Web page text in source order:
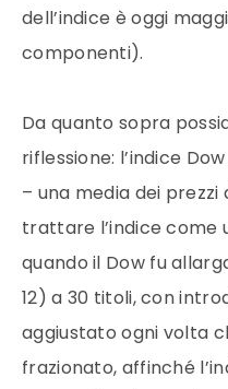
dell’indice è oggi
componenti).
Da quanto sopra
riflessione: l’indice
– una media dei prezzi
trattare l’indice come
quando il Dow fu
12) a 30 titoli, con
aggiustato ogni volta
frazionato, affinché